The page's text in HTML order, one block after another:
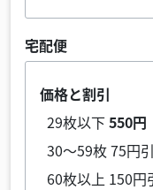
宅配便
価格と割引
29枚以下550円
30～59枚 75円
60枚以上 150円